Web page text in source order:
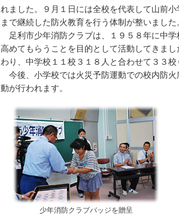
れました。９月１日には全校を代表して山前
まで継続した防火教育を行う体制が整いました
足利市少年消防クラブは、１９５８年に中
高めてもらうことを目的として活動してきま
わり、中学校１１校３１８人と合わせて３３校
今後、小学校では火災予防運動での校内防
動が行われます。
少年消防クラブバッジを贈呈